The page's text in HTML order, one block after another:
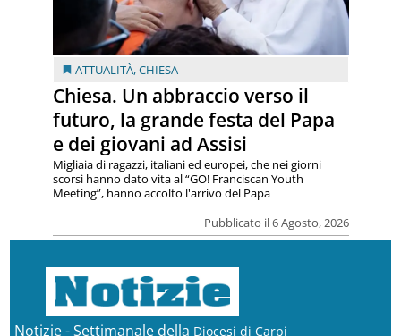
ATTUALITÀ,CHIESA
Chiesa. Un abbraccio verso il
futuro, la grande festa del Papa
e dei giovani ad Assisi
Pubblicato il 6 Agosto, 2026
Migliaia di ragazzi, italiani ed europei, che nei giorni
scorsi hanno dato vita al “GO! Franciscan Youth
Meeting”, hanno accolto l'arrivo del Papa
Notizie - Settimanale della Diocesi di Carpi